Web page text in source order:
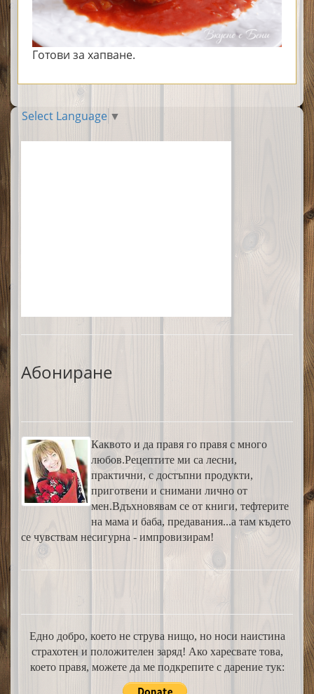
Готови за хапване.
Select Language ▼
Абониране
Каквото и да правя го правя с много
любов.Рецептите ми са лесни,
практични, с достъпни продукти,
приготвени и снимани лично от
мен.Вдъхновявам се от книги, тефтерите
на мама и баба, предавания...а там където
се чувствам несигурна - импровизирам!
Едно добро, което не струва нищо, но носи наистина
страхотен и положителен заряд! Ако харесвате това,
което правя, можете да ме подкрепите с дарение тук: